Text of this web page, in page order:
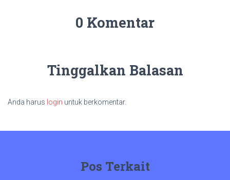
0 Komentar
Tinggalkan Balasan
Anda harus login untuk berkomentar.
Pos Terkait